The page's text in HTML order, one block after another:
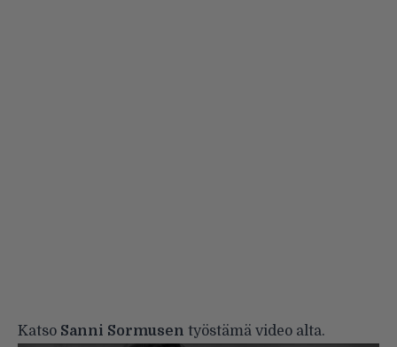
Katso Sanni Sormusen työstämä video alta.